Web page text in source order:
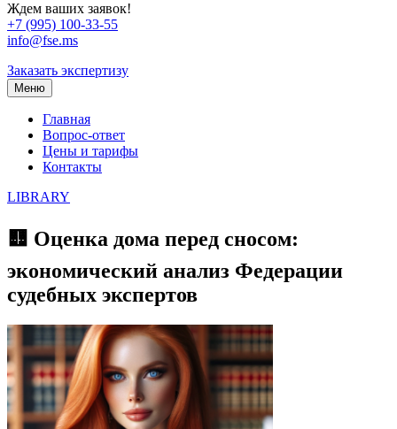
Ждем ваших заявок!
+7 (995) 100-33-55
info@fse.ms
Заказать экспертизу
Меню
Главная
Вопрос-ответ
Цены и тарифы
Контакты
LIBRARY
🟨 Оценка дома перед сносом:
экономический анализ Федерации
судебных экспертов